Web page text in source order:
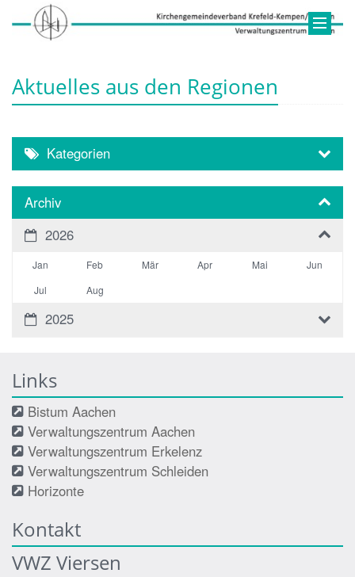
Aktuelles aus den Regionen
Kategorien
Archiv
2026
Jan Feb Mär Apr Mai
Jun
Jul
Aug
2025
Links
Bistum Aachen
Verwaltungszentrum Aachen
Verwaltungszentrum Erkelenz
Verwaltungszentrum Schleiden
Horizonte
Kontakt
VWZ Viersen